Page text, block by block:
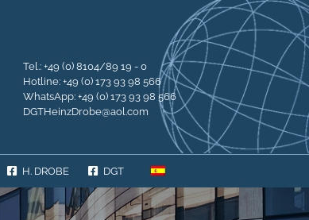
Tel.: +49 (0) 8104/89 19 - 0
Hotline: +49 (0) 173 93 98 566
WhatsApp: +49 (0) 173 93 98 566
DGTHeinzDrobe@aol.com
H. DROBE DGT